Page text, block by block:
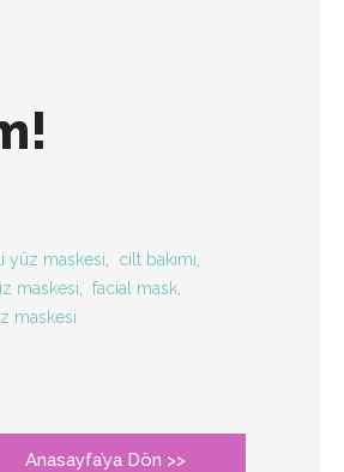
yüz maskesi cilt bakımı
maskesi facial mask,
maskesi
Anasayfa’ya Dön >>